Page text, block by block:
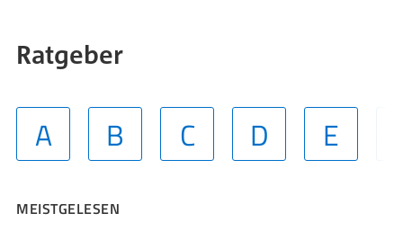
Ratgeber
A B C D E
MEISTGELESEN